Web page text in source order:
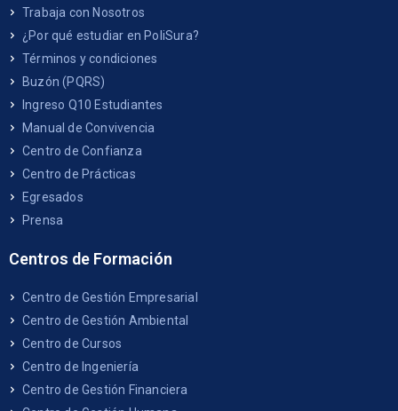
Trabaja con Nosotros
¿Por qué estudiar en PoliSura?
Términos y condiciones
Buzón (PQRS)
Ingreso Q10 Estudiantes
Manual de Convivencia
Centro de Confianza
Centro de Prácticas
Egresados
Prensa
Centros de Formación
Centro de Gestión Empresarial
Centro de Gestión Ambiental
Centro de Cursos
Centro de Ingeniería
Centro de Gestión Financiera